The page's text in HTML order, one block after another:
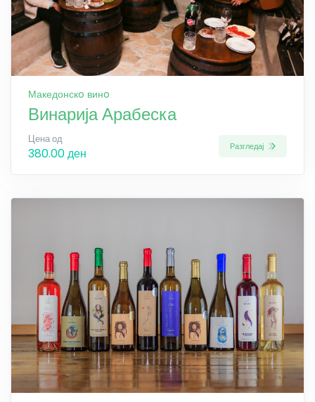
Македонскo винo
Винарија Арабеска
Цена од
380.00 ден Разгледај